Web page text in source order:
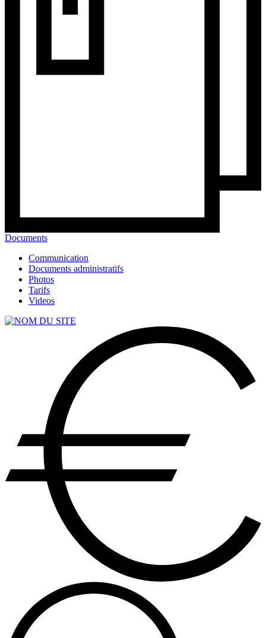
Documents
Communication
Documents administratifs
Photos
Tarifs
Videos